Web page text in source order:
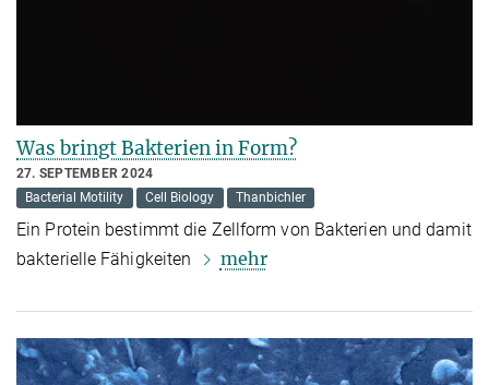
Was bringt Bakterien in Form?
27. SEPTEMBER 2024
Bacterial Motility
Cell Biology Thanbichler
Ein Protein bestimmt die Zellform von Bakterien und damit
bakterielle Fähigkeiten
mehr